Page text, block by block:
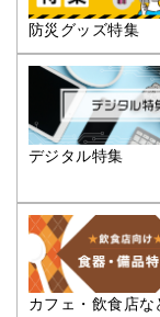
防災グッズ特集
デジタル特集
カフェ・飲食店な